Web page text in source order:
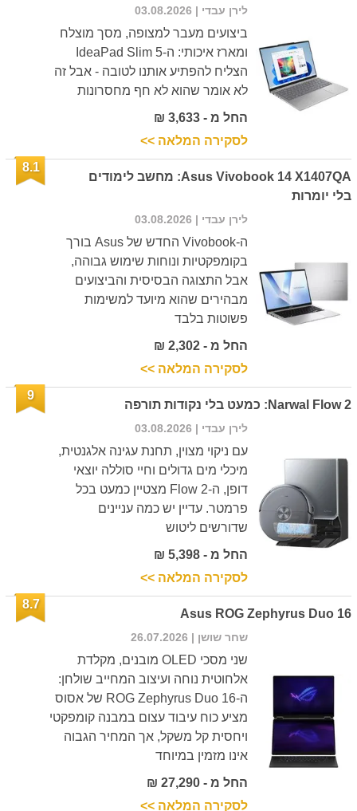
לירן עבדי | 03.08.2026
ביצועים מעבר למצופה, מסך מוצלח
ומארז איכותי: ה-IdeaPad Slim 5
הצליח להפתיע אותנו לטובה - אבל זה
לא אומר שהוא לא חף מחסרונות
החל מ - 3,633 ₪
לסקירה המלאה >>
Asus Vivobook 14 X1407QA: מחשב לימודים
בלי יומרות
8.1
לירן עבדי | 03.08.2026
ה-Vivobook החדש של Asus בורך
בקומפקטיות ונוחות שימוש גבוהה,
אבל התצוגה הבסיסית והביצועים
מבהירים שהוא מיועד למשימות
פשוטות בלבד
החל מ - 2,302 ₪
לסקירה המלאה >>
Narwal Flow 2: כמעט בלי נקודות תורפה
9
לירן עבדי | 03.08.2026
עם ניקוי מצוין, תחנת עגינה אלגנטית,
מיכלי מים גדולים וחיי סוללה יוצאי
דופן, ה-Flow 2 מצטיין כמעט בכל
פרמטר. עדיין יש כמה עניינים
שדורשים ליטוש
החל מ - 5,398 ₪
לסקירה המלאה >>
Asus ROG Zephyrus Duo 16
8.7
שחר שושן | 26.07.2026
שני מסכי OLED מובנים, מקלדת
אלחוטית נוחה ועיצוב המחייב שולחן:
ה-ROG Zephyrus Duo 16 של אסוס
מציע כוח עיבוד עצום במבנה קומפקטי
ויחסית קל משקל, אך המחיר הגבוה
אינו מזמין במיוחד
החל מ - 27,290 ₪
לסקירה המלאה >>